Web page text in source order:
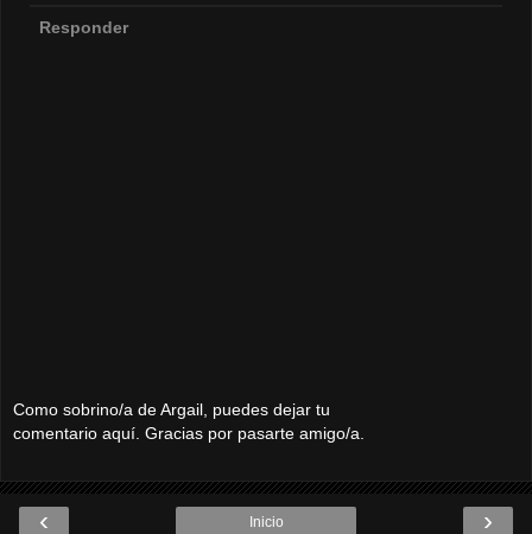
Responder
Como sobrino/a de Argail, puedes dejar tu
comentario aquí. Gracias por pasarte amigo/a.
‹ ›
Inicio